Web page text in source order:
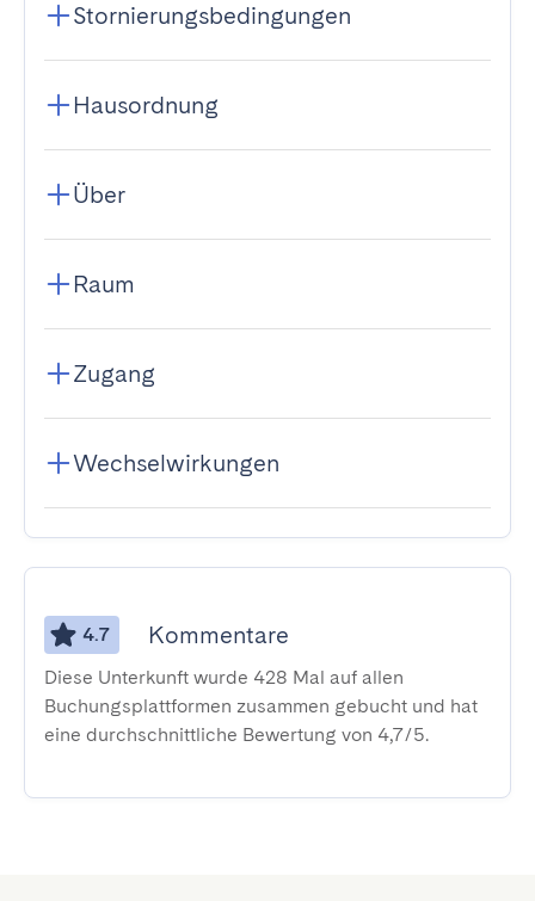
Stornierungsbedingungen
Hausordnung
Über
Raum
Zugang
Wechselwirkungen
4.7 Kommentare
Diese Unterkunft wurde 428 Mal auf allen
Buchungsplattformen zusammen gebucht und hat
eine durchschnittliche Bewertung von 4,7/5.